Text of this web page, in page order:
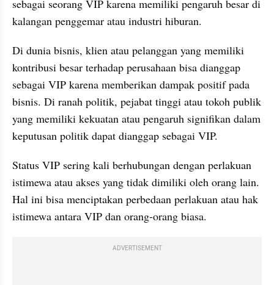
sebagai seorang VIP karena memiliki pengaruh besar di
kalangan penggemar atau industri hiburan.
Di dunia bisnis, klien atau pelanggan yang memiliki
kontribusi besar terhadap perusahaan bisa dianggap
sebagai VIP karena memberikan dampak positif pada
bisnis. Di ranah politik, pejabat tinggi atau tokoh publik
yang memiliki kekuatan atau pengaruh signifikan dalam
keputusan politik dapat dianggap sebagai VIP.
Status VIP sering kali berhubungan dengan perlakuan
istimewa atau akses yang tidak dimiliki oleh orang lain.
Hal ini bisa menciptakan perbedaan perlakuan atau hak
istimewa antara VIP dan orang-orang biasa.
ADVERTISEMENT